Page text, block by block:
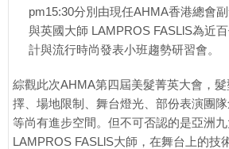
pm15:30分別由現任AHMA香港總會
與英國大師 LAMPROS FASLlS為近
計與流行時尚發表小班趨勢研習會。
綜觀此次AHMA第四屆美髮菁英大會，
擇、場地限制、舞台燈光、部份表演團
等尚有進步空間。但不可否認的是亞洲
LAMPROS FASLlS大師，在舞台上的技